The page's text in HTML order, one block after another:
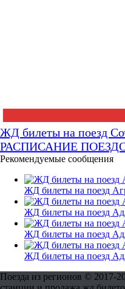
ЖД билеты на поезд
РАСПИСАНИЕ
Рекомендуемые сообщения
ЖД билеты на поезд
ЖД билеты на поезд
ЖД билеты на поезд
ЖД билеты на поезд
Поезда из регионов © 2017-